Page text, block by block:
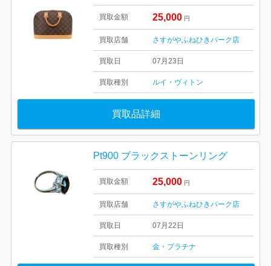
買取金額 25,000 円
買取店舗 さすがやふねひきパーク店
買取日 07月23日
買取種別 ルイ・ヴィトン
買取品詳細
Pt900 ブラックストーンリング
買取金額 25,000 円
買取店舗 さすがやふねひきパーク店
買取日 07月22日
買取種別 金・プラチナ